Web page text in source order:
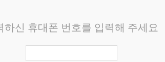
하신 휴대폰 번호를 입력해 주세요